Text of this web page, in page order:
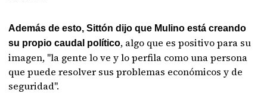
Además de esto, Sittón dijo que Mulino está creando
su propio caudal político, algo que es positivo para su
imagen, "la gente lo ve y lo perfila como una persona
que puede resolver sus problemas económicos y de
seguridad".